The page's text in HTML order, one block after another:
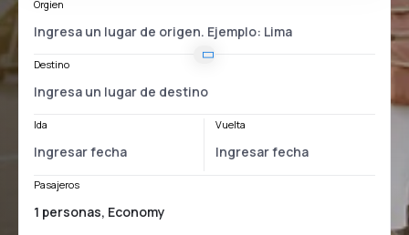
Orgien
Destino
Ida Vuelta
Pasajeros